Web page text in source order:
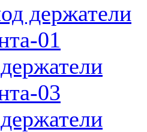
держатели
01
03